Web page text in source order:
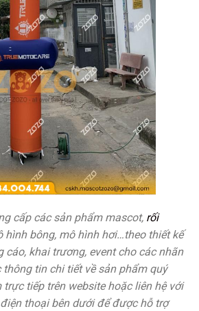
cấp các sản phẩm mascot, rối
hình bông, mô hình hơi…theo thiết kế
cáo, khai trương, event cho các nhãn
thông tin chi tiết về sản phẩm quý
trực tiếp trên website hoặc liên hệ với
thoại bên dưới để được hỗ trợ